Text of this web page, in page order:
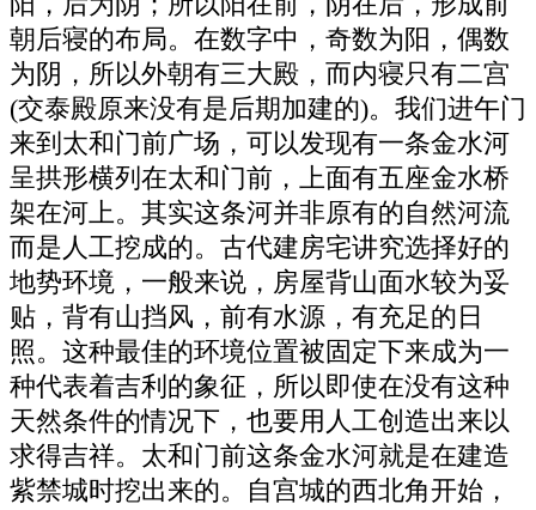
朝后寝的布局。在数字中，奇数为阳，偶数
为阴，所以外朝有三大殿，而内寝只有二宫
(交泰殿原来没有是后期加建的)。我们进午门
来到太和门前广场，可以发现有一条金水河
呈拱形横列在太和门前，上面有五座金水桥
架在河上。其实这条河并非原有的自然河流
而是人工挖成的。古代建房宅讲究选择好的
地势环境，一般来说，房屋背山面水较为妥
贴，背有山挡风，前有水源，有充足的日
照。这种最佳的环境位置被固定下来成为一
种代表着吉利的象征，所以即使在没有这种
天然条件的情况下，也要用人工创造出来以
求得吉祥。太和门前这条金水河就是在建造
紫禁城时挖出来的。自宫城的西北角开始，